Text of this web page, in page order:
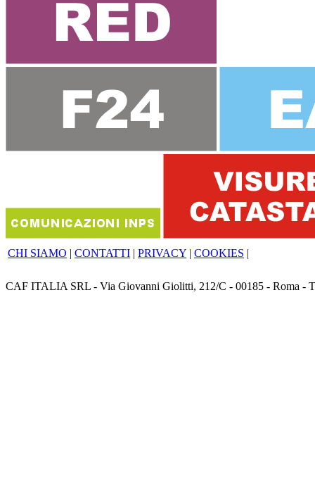
CHI SIAMO | CONTATTI | PRIVACY | COOKIES |
CAF ITALIA SRL - Via Giovanni Giolitti, 212/C - 00185 - Roma -